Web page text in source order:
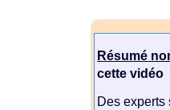
Résumé
cette vidéo
Des experts